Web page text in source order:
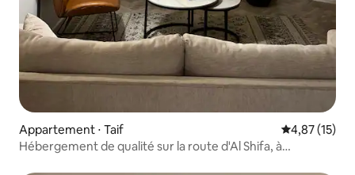
Appartement ⋅ Taif Évaluation
4,87 (15)
Hébergement de qualité sur la route d'Al Shifa, à